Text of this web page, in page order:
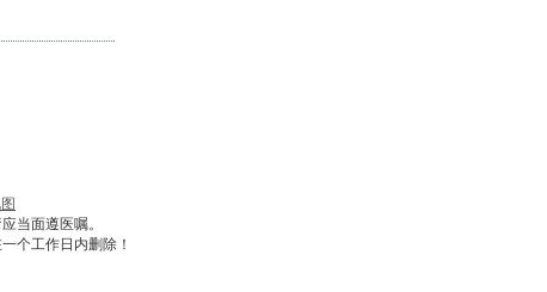
当面遵医嘱。
个工作日内删除！